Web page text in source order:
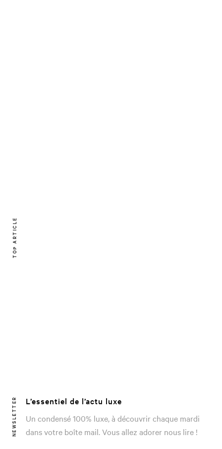
TOP ARTICLE
NEWSLETTER
L’essentiel de l’actu luxe
Un condensé 100% luxe, à découvrir chaque mardi
dans votre boîte mail. Vous allez adorer nous lire !